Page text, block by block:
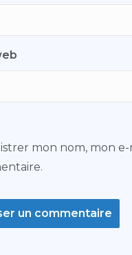
mon nom, mon